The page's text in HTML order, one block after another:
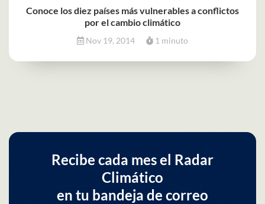
Conoce los diez países más vulnerables a conflictos
por el cambio climático
Nov 19, 2014 1 minuto
Recibe cada mes el Radar
Climático
en tu bandeja de correo